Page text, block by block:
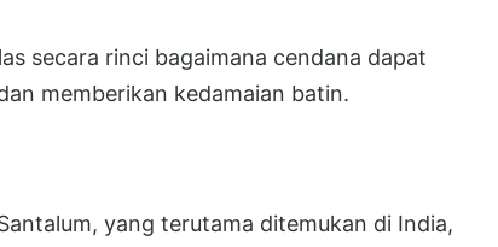
secara rinci bagaimana cendana dapat
memberikan kedamaian batin.
yang terutama ditemukan di India,